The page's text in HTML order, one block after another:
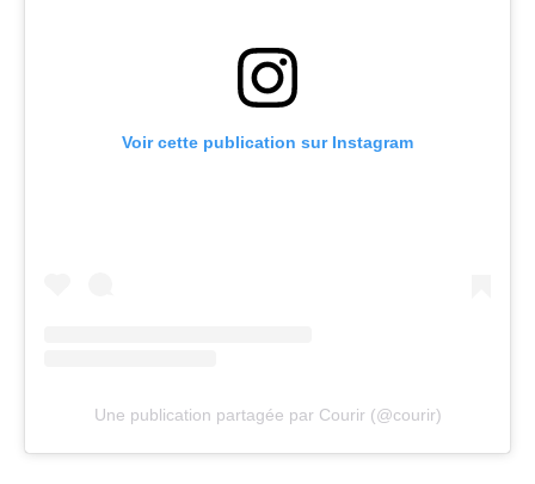
Voir cette publication sur Instagram
Une publication partagée par Courir (@courir)